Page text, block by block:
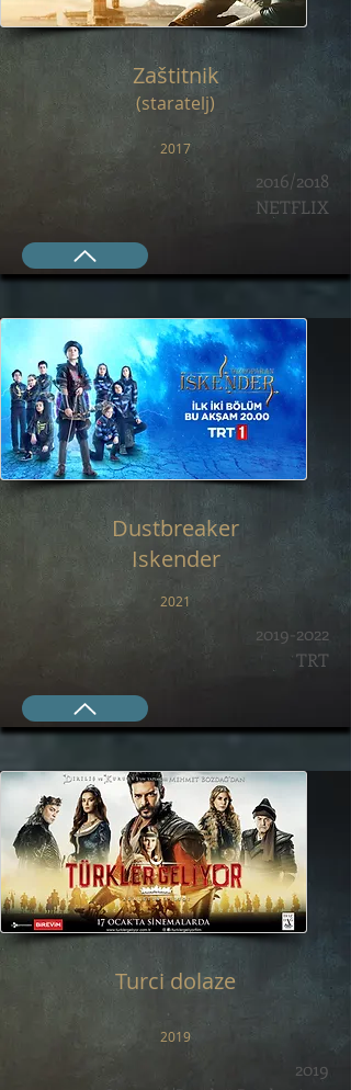
Zaštitnik
(staratelj)
2017
2016/2018
NETFLIX
Dustbreaker
Iskender
2021
2019-2022
TRT
Turci dolaze
2019
2019